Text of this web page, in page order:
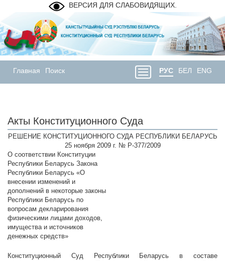
ВЕРСИЯ ДЛЯ СЛАБОВИДЯЩИХ.
Главная Поиск РУС БЕЛ ENG
Акты Конституционного Суда
РЕШЕНИЕ КОНСТИТУЦИОННОГО СУДА РЕСПУБЛИКИ БЕЛАРУСЬ
25 ноября 2009 г. № Р-377/2009
О соответствии Конституции
Республики Беларусь Закона
Республики Беларусь «О
внесении изменений и
дополнений в некоторые законы
Республики Беларусь по
вопросам декларирования
физическими лицами доходов,
имущества и источников
денежных средств»
Конституционный Суд Республики Беларусь в составе